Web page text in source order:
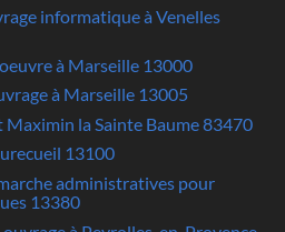
informatique à Venelles
à Marseille 13000
à Marseille 13005
Maximin la Sainte Baume 83470
13100
administratives pour
13380